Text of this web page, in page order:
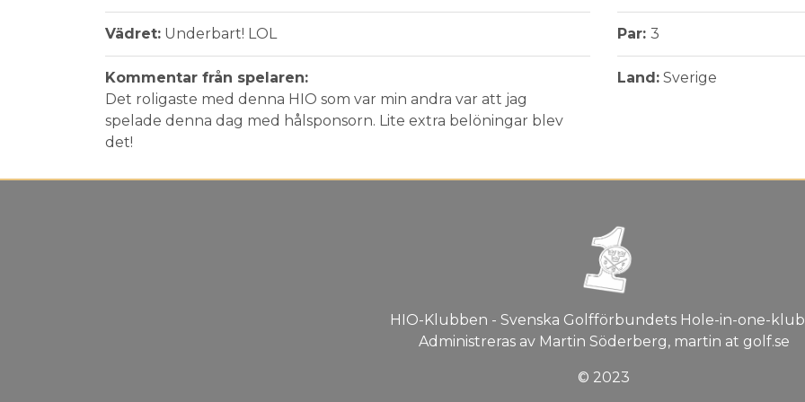
Vädret: Underbart! LOL
Kommentar från spelaren:
Det roligaste med denna HIO som var min andra var att jag
spelade denna dag med hålsponsorn. Lite extra belöningar blev
det!
Par: 3
Land: Sverige
HIO-Klubben - Svenska Golfförbundets Hole-in-one-
Administreras av Martin Söderberg, martin at golf.se
© 2023